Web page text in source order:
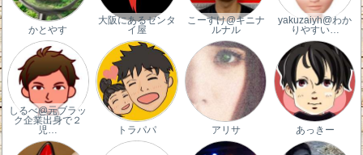
かとやす
大阪にあるゼンタ
イ屋
こーすけ@キニナ
ルナル
yakuzaiyh@わか
りやすい…
しるべ@元ブラッ
ク企業出身で２
児…
トラパパ アリサ あっきー